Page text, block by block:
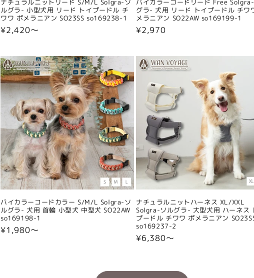
ナチュラルニットリード S/M/L Solgra-ソ
ルグラ- 小型犬用 リード トイプードル チ
ワワ ポメラニアン SO23SS so169238-1
通
格
¥2,420〜
バイカラーコードリード Free
グラ- 犬用 リード トイプードル チワ
メラニアン SO22AW so169199-1
通
格
¥2,970
バイカラーコードカラー S/M/L Solgra-ソ
ルグラ- 犬用 首輪 小型犬 中型犬 SO22AW
so169198-1
通
¥1,980〜
ナチュラルニットハーネス XL/XXL
Solgra-ソルグラ- 大型犬用 ハーネス
プードル チワワ ポメラニアン
so169237-2
通
格
¥6,380〜